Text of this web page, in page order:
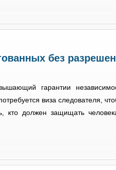
без
гарантии
виза следователя,
кто должен защищать